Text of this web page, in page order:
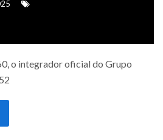
o integrador oficial do Grupo